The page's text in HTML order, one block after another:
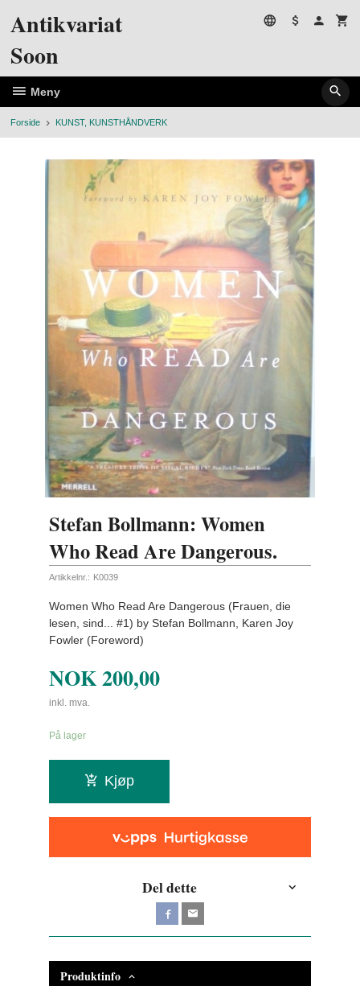
Antikvariat
Soon
Meny
Forside KUNST, KUNSTHÅNDVERK
Stefan Bollmann: Women
Who Read Are Dangerous.
Artikkelnr.: K0039
Women Who Read Are Dangerous (Frauen, die
lesen, sind... #1) by Stefan Bollmann, Karen Joy
Fowler (Foreword)
NOK200,00
inkl. mva.
På lager
Kjøp
Del dette
Produktinfo